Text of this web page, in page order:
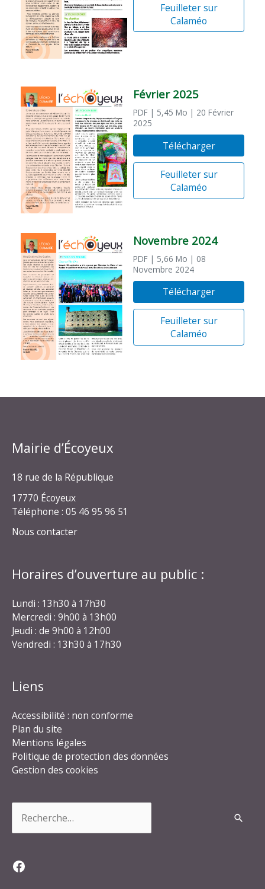
Feuilleter sur
Calaméo
Février 2025
PDF | 5,45 Mo | 20 Février
2025
Télécharger
Feuilleter sur
Calaméo
Novembre 2024
PDF | 5,66 Mo | 08
Novembre 2024
Télécharger
Feuilleter sur
Calaméo
Mairie d’Écoyeux
18 rue de la République
17770 Écoyeux
Téléphone : 05 46 95 96 51
Nous contacter
Horaires d’ouverture au public :
Lundi : 13h30 à 17h30
Mercredi : 9h00 à 13h00
Jeudi : de 9h00 à 12h00
Vendredi : 13h30 à 17h30
Liens
Accessibilité : non conforme
Plan du site
Mentions légales
Politique de protection des données
Gestion des cookies
Facebook